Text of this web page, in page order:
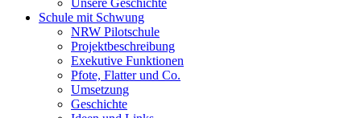
Schule mit Schwung
NRW Pilotschule
Projektbeschreibung
Exekutive Funktionen
Pfote, Flatter und Co.
Umsetzung
Geschichte